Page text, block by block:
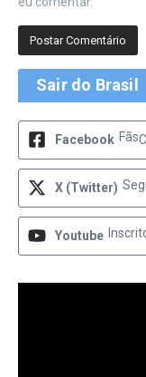
Sair do Brasil
Facebook Fãs
X (Twitter)
Youtube